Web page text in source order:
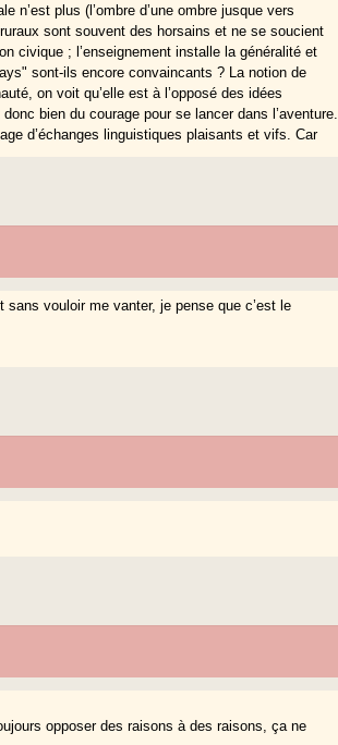
n’est plus (l’ombre d’une ombre jusque vers
sont souvent des horsains et ne se soucient
civique ; l’enseignement installe la généralité et
sont-ils encore convaincants ? La notion de
on voit qu’elle est à l’opposé des idées
bien du courage pour se lancer dans l’aventure.
d’échanges linguistiques plaisants et vifs. Car
mode de vie, etc.). La question de la langue
des philosophes francophones du moment me
vouloir me vanter, je pense que c’est le
opposer des raisons à des raisons, ça ne